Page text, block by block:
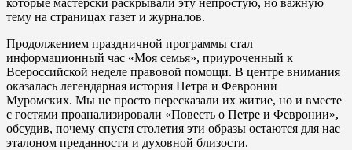
которые мастерски раскрывали эту непростую, но важную
тему на страницах газет и журналов.
Продолжением праздничной программы стал
информационный час «Моя семья», приуроченный к
Всероссийской неделе правовой помощи. В центре внимания
оказалась легендарная история Петра и Февронии
Муромских. Мы не просто пересказали их житие, но и вместе
с гостями проанализировали «Повесть о Петре и Февронии»,
обсудив, почему спустя столетия эти образы остаются для нас
эталоном преданности и духовной близости.